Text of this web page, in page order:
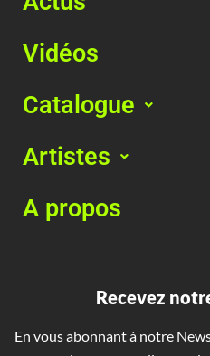
Vidéos
Catalogue
Artistes
A propos
Recevez
En vous abonnant à notre